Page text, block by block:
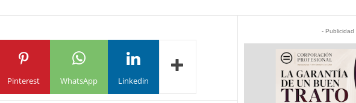
Pinterest WhatsApp Linkedin
- Publicidad